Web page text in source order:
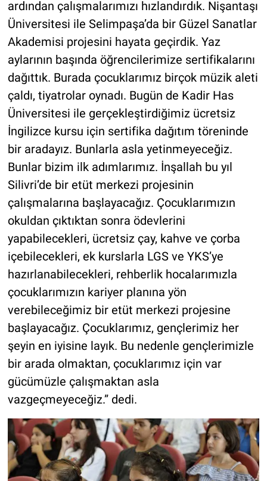
ardından çalışmalarımızı hızlandırdık. Nişantaşı
Üniversitesi ile Selimpaşa’da bir Güzel Sanatlar
Akademisi projesini hayata geçirdik. Yaz
aylarının başında öğrencilerimize sertifikalarını
dağıttık. Burada çocuklarımız birçok müzik aleti
çaldı, tiyatrolar oynadı. Bugün de Kadir Has
Üniversitesi ile gerçekleştirdiğimiz ücretsiz
İngilizce kursu için sertifika dağıtım töreninde
bir aradayız. Bunlarla asla yetinmeyeceğiz.
Bunlar bizim ilk adımlarımız. İnşallah bu yıl
Silivri’de bir etüt merkezi projesinin
çalışmalarına başlayacağız. Çocuklarımızın
okuldan çıktıktan sonra ödevlerini
yapabilecekleri, ücretsiz çay, kahve ve çorba
içebilecekleri, ek kurslarla LGS ve YKS’ye
hazırlanabilecekleri, rehberlik hocalarımızla
çocuklarımızın kariyer planına yön
verebileceğimiz bir etüt merkezi projesine
başlayacağız. Çocuklarımız, gençlerimiz her
şeyin en iyisine layık. Bu nedenle gençlerimizle
bir arada olmaktan, çocuklarımız için var
gücümüzle çalışmaktan asla
vazgeçmeyeceğiz.” dedi.